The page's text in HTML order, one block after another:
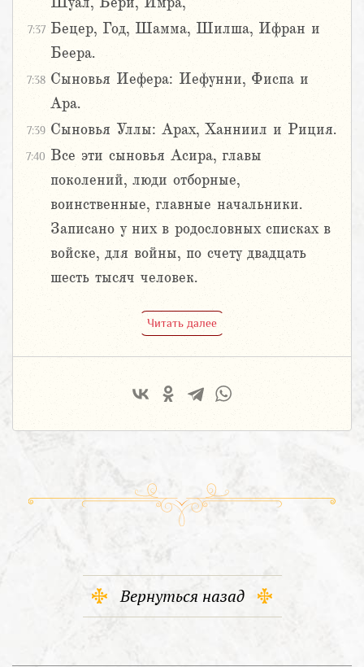
7:37 Бецер, Год, Шамма, Шилша, Ифран и
Беера.
7:38 Сыновья Иефера: Иефунни, Фиспа и
Ара.
7:39 Сыновья Уллы: Арах, Ханниил и Риция.
7:40 Все эти сыновья Асира, главы
поколений, люди отборные,
воинственные, главные начальники.
Записано у них в родословных списках в
войске, для войны, по счету двадцать
шесть тысяч человек.
Читать далее
Вернуться назад